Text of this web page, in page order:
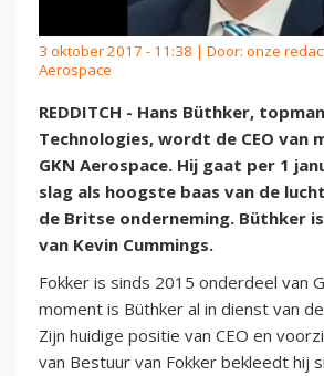
3 oktober 2017 - 11:38 | Door: onze
Aerospace
REDDITCH - Hans Büthker,
Technologies, wordt de CEO van
GKN Aerospace. Hij gaat per 1
slag als hoogste baas van de
de Britse onderneming. Büthker
van Kevin Cummings.
Fokker is sinds 2015 onderdeel van
moment is Büthker al in dienst van
Zijn huidige positie van CEO en
van Bestuur van Fokker bekleedt hij